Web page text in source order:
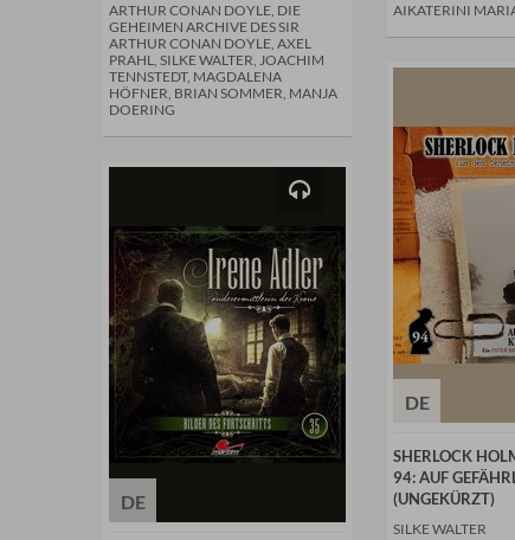
ARTHUR CONAN DOYLE, DIE
GEHEIMEN ARCHIVE DES SIR
ARTHUR CONAN DOYLE, AXEL
PRAHL, SILKE WALTER, JOACHIM
TENNSTEDT, MAGDALENA
HÖFNER, BRIAN SOMMER, MANJA
DOERING
AIKATERINI
DE
DE
SHERLOCK
94: AUF
(UNGEKÜRZT)
SILKE WALTER